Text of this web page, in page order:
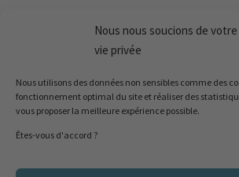
Nous nous soucions de votre
vie privée
Nous utilisons des données non sensibles comme des
fonctionnement optimal du site et réaliser des
vous proposer la meilleure expérience possible.
Êtes-vous d'accord ?20137 Porto-Vecchio